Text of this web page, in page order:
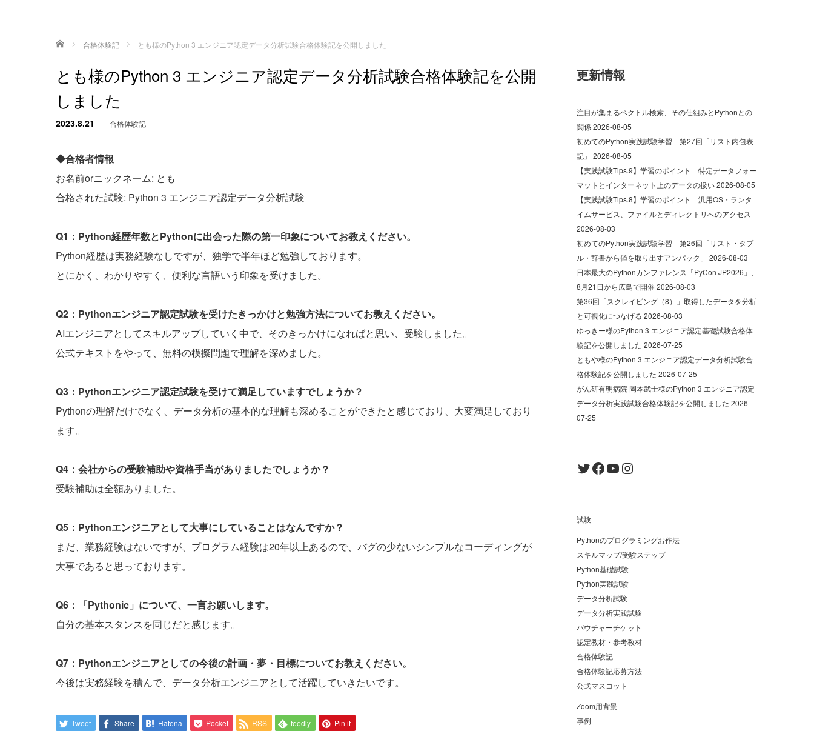
ホーム 合格体験記 とも様のPython 3 エンジニア認定データ分析試験合格体験記を公開しました
とも様のPython 3 エンジニア認定データ分析試験合格体験記を公開
しました
2023.8.21 合格体験記
◆合格者情報
お名前orニックネーム: とも
合格された試験: Python 3 エンジニア認定データ分析試験
Q1：Python経歴年数とPythonに出会った際の第一印象についてお教えください。
Python経歴は実務経験なしですが、独学で半年ほど勉強しております。
とにかく、わかりやすく、便利な言語いう印象を受けました。
Q2：Pythonエンジニア認定試験を受けたきっかけと勉強方法についてお教えください。
AIエンジニアとしてスキルアップしていく中で、そのきっかけになればと思い、受験しました。
公式テキストをやって、無料の模擬問題で理解を深めました。
Q3：Pythonエンジニア認定試験を受けて満足していますでしょうか？
Pythonの理解だけでなく、データ分析の基本的な理解も深めることができたと感じており、大変満足しており
ます。
Q4：会社からの受験補助や資格手当がありましたでしょうか？
受験補助は全額ありました。
Q5：Pythonエンジニアとして大事にしていることはなんですか？
まだ、業務経験はないですが、プログラム経験は20年以上あるので、バグの少ないシンプルなコーディングが
大事であると思っております。
Q6：「Pythonic」について、一言お願いします。
自分の基本スタンスを同じだと感じます。
Q7：Pythonエンジニアとしての今後の計画・夢・目標についてお教えください。
今後は実務経験を積んで、データ分析エンジニアとして活躍していきたいです。
Tweet Share Hatena Pocket RSS feedly Pin it
更新情報
注目が集まるベクトル検索、その仕組みとPythonとの
関係2026-08-05
初めてのPython実践試験学習 第27回「リスト内包表
記」 2026-08-05
【実践試験Tips.9】学習のポイント 特定データフォー
マットとインターネット上のデータの扱い2026-08-05
【実践試験Tips.8】学習のポイント 汎用OS・ランタ
イムサービス、ファイルとディレクトリへのアクセス
2026-08-03
初めてのPython実践試験学習 第26回「リスト・タプ
ル・辞書から値を取り出すアンパック」 2026-08-03
日本最大のPythonカンファレンス「PyCon JP2026」、
8月21日から広島で開催2026-08-03
第36回「スクレイピング（8）」取得したデータを分析
と可視化につなげる 2026-08-03
ゆっきー様のPython 3 エンジニア認定基礎試験合格体
験記を公開しました 2026-07-25
ともや様のPython 3 エンジニア認定データ分析試験合
格体験記を公開しました 2026-07-25
がん研有明病院 岡本武士様のPython 3 エンジニア認定
データ分析実践試験合格体験記を公開しました 2026-
07-25
Twitter
Facebook
YouTube
Instagram
試験
Pythonのプログラミングお作法
スキルマップ/受験ステップ
Python基礎試験
Python実践試験
データ分析試験
データ分析実践試験
バウチャーチケット
認定教材・参考教材
合格体験記
合格体験記応募方法
公式マスコット
Zoom用背景
事例